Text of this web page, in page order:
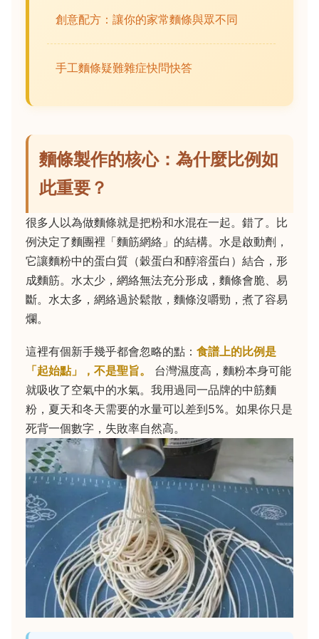
創意配方：讓你的家常麵條與眾不同
手工麵條疑難雜症快問快答
麵條製作的核心：為什麼比例如
此重要？
很多人以為做麵條就是把粉和水混在一起。錯了。比
例決定了麵團裡「麵筋網絡」的結構。水是啟動劑，
它讓麵粉中的蛋白質（穀蛋白和醇溶蛋白）結合，形
成麵筋。水太少，網絡無法充分形成，麵條會脆、易
斷。水太多，網絡過於鬆散，麵條沒嚼勁，煮了容易
爛。
這裡有個新手幾乎都會忽略的點： 食譜上的比例是
「起始點」，不是聖旨。
台灣濕度高，麵粉本身可能
就吸收了空氣中的水氣。我用過同一品牌的中筋麵
粉，夏天和冬天需要的水量可以差到5%。如果你只是
死背一個數字，失敗率自然高。